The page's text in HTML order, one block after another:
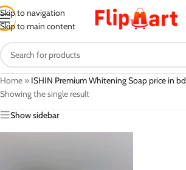
Skip to navigation
Skip to main content
Home » ISHIN Premium Whitening Soap price in bd
Showing the single result
Show sidebar